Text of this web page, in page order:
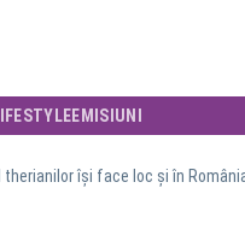
EMISIUNI
therianilor își face loc și în